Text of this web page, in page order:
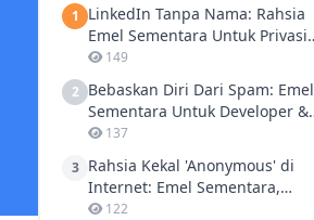
1
LinkedIn Tanpa Nama: Rahsia
Emel Sementara Untuk Privasi
Anda
149
2 Bebaskan Diri Dari Spam: Emel
Sementara Untuk Developer &
Transaksi Harian
137
3 Rahsia Kekal 'Anonymous' di
Internet: Emel Sementara,
Kawan Baik Privasi Anda
122